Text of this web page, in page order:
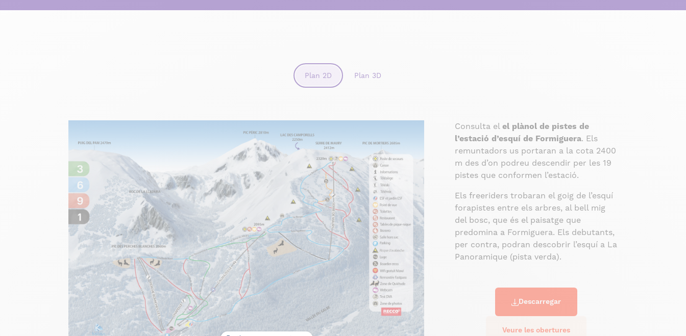
Plan 2D Plan 3D
Consulta el el plànol de pistes de
l’estació d’esquí de Formiguera. Els
remuntadors us portaran a la cota 2400
m des d’on podreu descendir per les 19
pistes que conformen l’estació.
Els freeriders trobaran el goig de l’esquí
forapistes entre els arbres, al bell mig
del bosc, que és el paisatge que
predomina a Formiguera. Els debutants,
per contra, podran descobrir l’esquí a La
Panoramique (pista verda).
Descarregar
Veure les obertures